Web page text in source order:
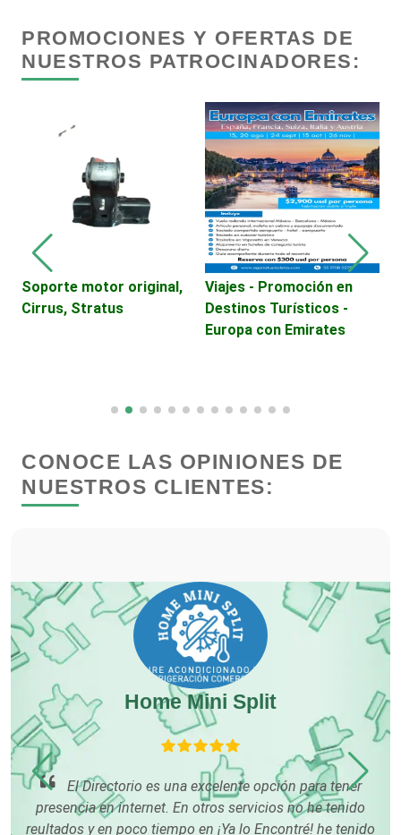
Centros de Nutrición
Centros Turísticos
Cerrajerías
Clínicas de Belleza
Clubes Deportivos
Combustibles y Lubricantes
Compresores de aire
Computadoras
Conferencias Empresariales
PROMOCIONES Y OFERTAS DE
NUESTROS PATROCINADORES:
Soporte motor original,
Cirrus, Stratus
Viajes - Promoción en
Destinos Turísticos -
Europa con Emirates
CONOCE LAS OPINIONES DE
NUESTROS CLIENTES:
Home Mini Split
El Directorio es una excelente opción para tener
presencia en internet. En otros servicios no he tenido
reultados y en poco tiempo en ¡Ya lo Encontré! he tenido